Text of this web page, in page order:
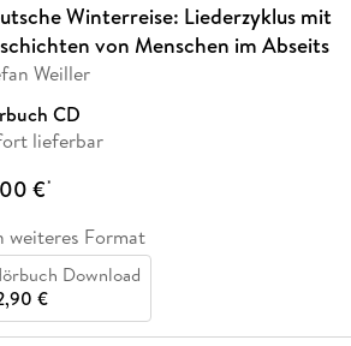
Winterreise: Liederzyklus mit
von Menschen im Abseits
Weiller
CD
lieferbar
€*
weiteres Format
Download
€